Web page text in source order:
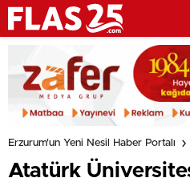
Erzurum'un Yeni Nesil Haber Portalı
Atatürk